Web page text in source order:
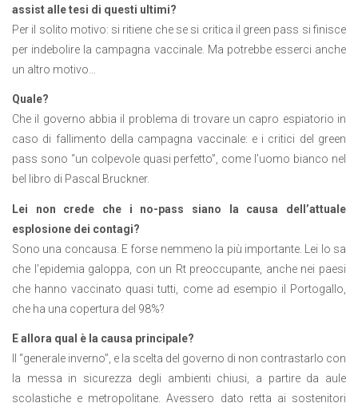
assist alle tesi di questi ultimi?
Per il solito motivo: si ritiene che se si critica il green pass si finisce
per indebolire la campagna vaccinale. Ma potrebbe esserci anche
un altro motivo…
Quale?
Che il governo abbia il problema di trovare un capro espiatorio in
caso di fallimento della campagna vaccinale: e i critici del green
pass sono “un colpevole quasi perfetto”, come l’uomo bianco nel
bel libro di Pascal Bruckner.
Lei non crede che i no-pass siano la causa dell’attuale
esplosione dei contagi?
Sono una concausa. E forse nemmeno la più importante. Lei lo sa
che l’epidemia galoppa, con un Rt preoccupante, anche nei paesi
che hanno vaccinato quasi tutti, come ad esempio il Portogallo,
che ha una copertura del 98%?
E allora qual è la causa principale?
Il “generale inverno”, e la scelta del governo di non contrastarlo con
la messa in sicurezza degli ambienti chiusi, a partire da aule
scolastiche e metropolitane. Avessero dato retta ai sostenitori